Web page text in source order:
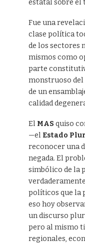
estatal sobre
Fue una
clase política
de los sectores
mismos como
parte
monstruoso del
de un
calidad
El MAS quiso
—el Estado
reconocer una
negada. El
simbólico de la
políticos que la
eso hoy
un discurso
pero al mismo
regionales,